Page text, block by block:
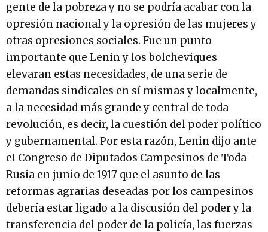
gente de la pobreza y no se podría acabar con la
opresión nacional y la opresión de las mujeres y
otras opresiones sociales. Fue un punto
importante que Lenin y los bolcheviques
elevaran estas necesidades, de una serie de
demandas sindicales en sí mismas y localmente,
a la necesidad más grande y central de toda
revolución, es decir, la cuestión del poder político
y gubernamental. Por esta razón, Lenin dijo ante
eI Congreso de Diputados Campesinos de Toda
Rusia en junio de 1917 que el asunto de las
reformas agrarias deseadas por los campesinos
debería estar ligado a la discusión del poder y la
transferencia del poder de la policía, las fuerzas